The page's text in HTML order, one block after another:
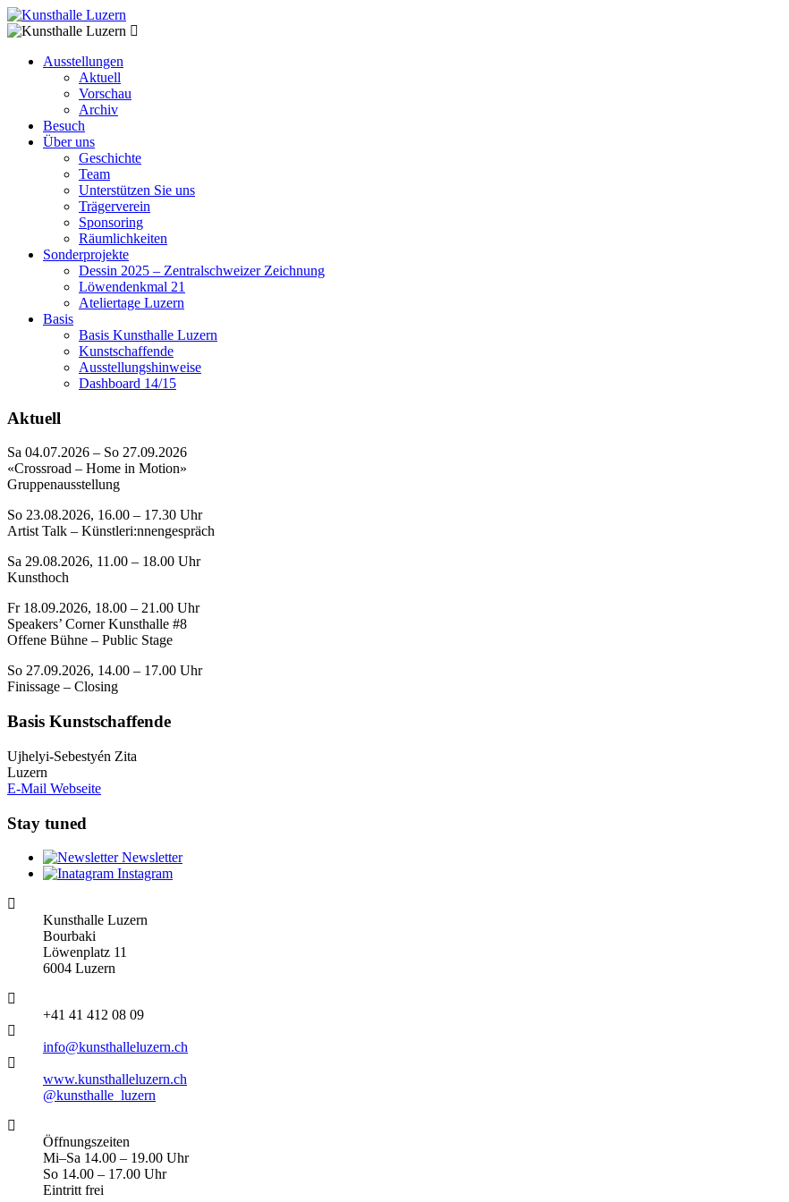
Ausstellungen
Aktuell
Vorschau
Archiv
Besuch
Über uns
Geschichte
Team
Unterstützen Sie uns
Trägerverein
Sponsoring
Räumlichkeiten
Sonderprojekte
Dessin 2025 – Zentralschweizer Zeichnung
Löwendenkmal 21
Ateliertage Luzern
Basis
Basis Kunsthalle Luzern
Kunstschaffende
Ausstellungshinweise
Dashboard 14/15
Aktuell
Sa 04.07.2026 – So 27.09.2026
«Crossroad – Home in Motion»
Gruppenausstellung
So 23.08.2026, 16.00 – 17.30 Uhr
Artist Talk – Künstleri:nnengespräch
Sa 29.08.2026, 11.00 – 18.00 Uhr
Kunsthoch
Fr 18.09.2026, 18.00 – 21.00 Uhr
Speakers’ Corner Kunsthalle #8
Offene Bühne – Public Stage
So 27.09.2026, 14.00 – 17.00 Uhr
Finissage – Closing
Basis Kunstschaffende
Ujhelyi-Sebestyén Zita
Luzern
E-Mail Webseite
Stay tuned
Newsletter
Instagram
Kunsthalle Luzern
Bourbaki
Löwenplatz 11
6004 Luzern
+41 41 412 08 09
info@kunsthalleluzern.ch
www.kunsthalleluzern.ch
@kunsthalle_luzern
Öffnungszeiten
Mi–Sa 14.00 – 19.00 Uhr
So 14.00 – 17.00 Uhr
Eintritt frei